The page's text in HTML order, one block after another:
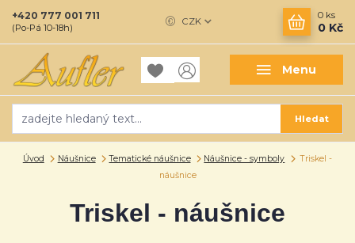
Menu
CZK
Hledat
+420 777 001 711
(Po-Pá 10-18h)
0 ks
0 Kč
Úvod Náušnice Tematické náušnice Náušnice - symboly
Triskel -
náušnice
Triskel - náušnice